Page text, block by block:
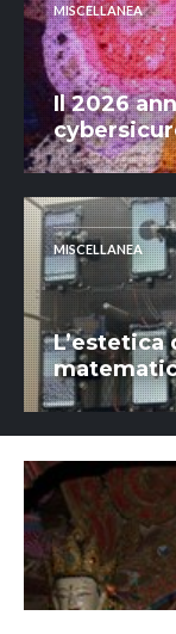
MISCELLANEA
Il 2026
MISCELLANEA
L’estetica